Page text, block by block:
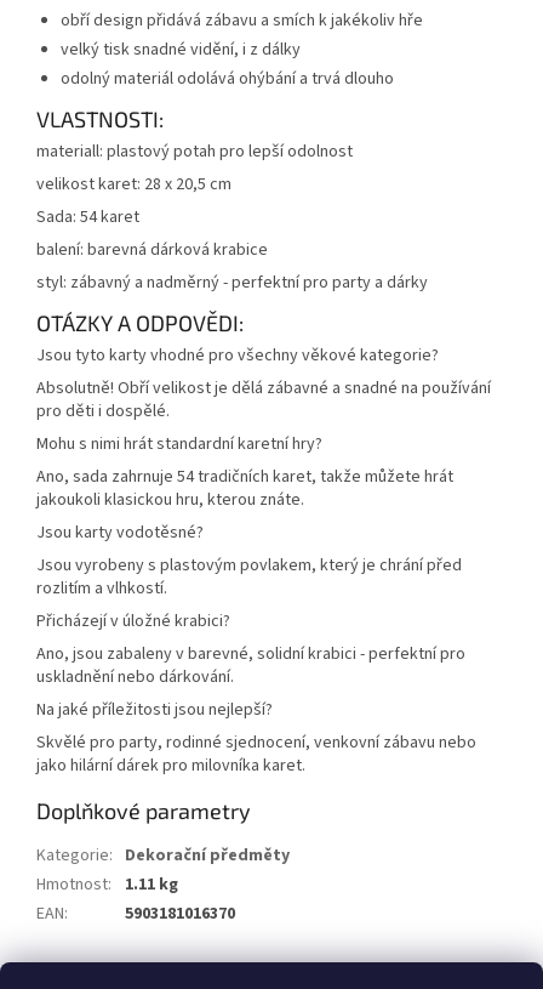
obří design přidává zábavu a smích k jakékoliv hře
velký tisk snadné vidění, i z dálky
odolný materiál odolává ohýbání a trvá dlouho
VLASTNOSTI:
materiall: plastový potah pro lepší odolnost
velikost karet: 28 x 20,5 cm
Sada: 54 karet
balení: barevná dárková krabice
styl: zábavný a nadměrný - perfektní pro party a dárky
OTÁZKY A ODPOVĚDI:
Jsou tyto karty vhodné pro všechny věkové kategorie?
Absolutně! Obří velikost je dělá zábavné a snadné na používání
pro děti i dospělé.
Mohu s nimi hrát standardní karetní hry?
Ano, sada zahrnuje 54 tradičních karet, takže můžete hrát
jakoukoli klasickou hru, kterou znáte.
Jsou karty vodotěsné?
Jsou vyrobeny s plastovým povlakem, který je chrání před
rozlitím a vlhkostí.
Přicházejí v úložné krabici?
Ano, jsou zabaleny v barevné, solidní krabici - perfektní pro
uskladnění nebo dárkování.
Na jaké příležitosti jsou nejlepší?
Skvělé pro party, rodinné sjednocení, venkovní zábavu nebo
jako hilární dárek pro milovníka karet.
Doplňkové parametry
Kategorie: Dekorační předměty
Hmotnost:
1.11 kg
EAN: 5903181016370